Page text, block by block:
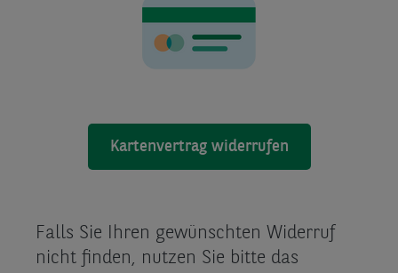
Kartenvertrag widerrufen
Falls Sie Ihren gewünschten Widerruf
nicht finden, nutzen Sie bitte das